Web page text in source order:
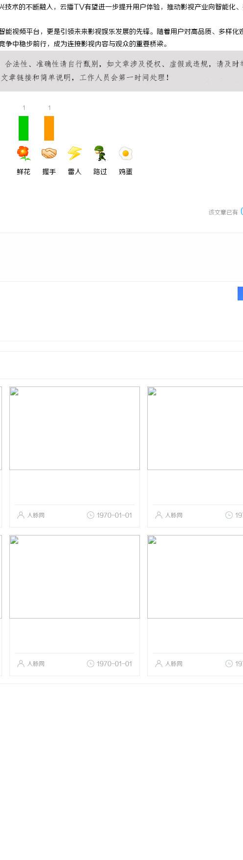
技术的不断融入，云播TV有望进一步提升用户体验，推动影视产业向智能化
视频平台，更是引领未来影视娱乐发展的先锋。随着用户对高品质、多样化
中稳步前行，成为连接影视内容与观众的重要桥梁。
1
鲜花
1
握手 雷人 路过 鸡蛋
该文章已有
人脉网 1970-01-01 人脉网
人脉网 1970-01-01 人脉网
法律困境